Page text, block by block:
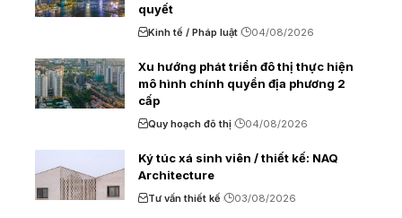
quyết
Kinh tế / Pháp luật 04/08/2026
Xu hướng phát triển đô thị thực hiện
mô hình chính quyền địa phương 2
cấp
Quy hoạch đô thị 04/08/2026
Ký túc xá sinh viên / thiết kế: NAQ
Architecture
Tư vấn thiết kế 03/08/2026